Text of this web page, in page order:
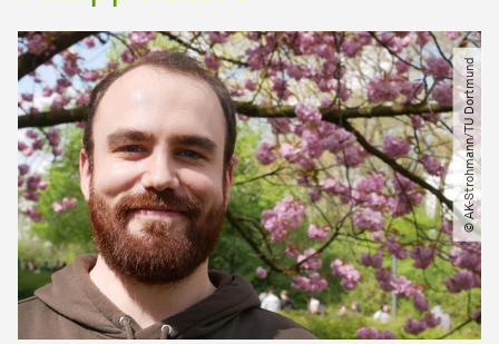
© AK-Strohmann​/​TU Dortmund